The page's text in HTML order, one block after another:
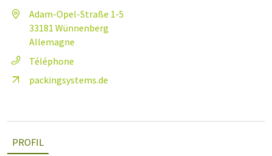
Adam-Opel-Straße 1-5
33181 Wünnenberg
Allemagne
Téléphone
packingsystems.de
PROFIL